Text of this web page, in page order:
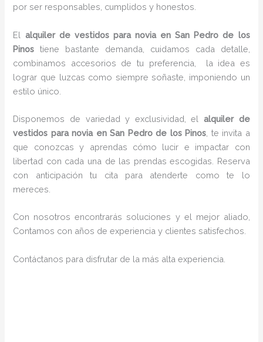
por ser responsables, cumplidos y honestos.
El alquiler de vestidos para novia en San Pedro de los
Pinostiene bastante demanda, cuidamos cada detalle,
combinamos accesorios de tu preferencia, la idea es
lograr que luzcas como siempre soñaste, imponiendo un
estilo único.
Disponemos de variedad y exclusividad, el alquiler de
vestidos para novia en San Pedro de los Pinos , te invita a
que conozcas y aprendas cómo lucir e impactar con
libertad con cada una de las prendas escogidas. Reserva
con anticipación tu cita para atenderte como te lo
mereces.
Con nosotros encontrarás soluciones y el mejor aliado,
Contamos con años de experiencia y clientes satisfechos.
Contáctanos para disfrutar de la más alta experiencia.